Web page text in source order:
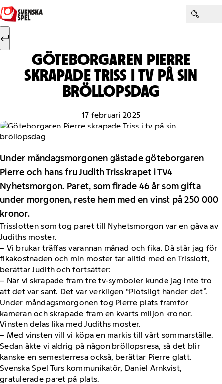
Hoppa till innehåll
Sök efter:
GÖTEBORGAREN PIERRE
SKRAPADE TRISS I TV PÅ SIN
BRÖLLOPSDAG
17 februari 2025
Under måndagsmorgonen gästade göteborgaren
Pierre och hans fru Judith Trisskrapet i TV4
Nyhetsmorgon. Paret, som firade 46 år som gifta
under morgonen, reste hem med en vinst på 250 000
kronor.
Trisslotten som tog paret till Nyhetsmorgon var en gåva av
Judiths moster.
– Vi brukar träffas varannan månad och fika. Då står jag för
fikakostnaden och min moster tar alltid med en Trisslott,
berättar Judith och fortsätter:
– När vi skrapade fram tre tv-symboler kunde jag inte tro
att det var sant. Det var verkligen “Plötsligt händer det”.
Under måndagsmorgonen tog Pierre plats framför
kameran och skrapade fram en kvarts miljon kronor.
Vinsten delas lika med Judiths moster.
– Med vinsten vill vi köpa en markis till vårt sommarställe.
Sedan åkte vi aldrig på någon bröllopsresa, så det blir
kanske en semesterresa också, berättar Pierre glatt.
Svenska Spel Turs kommunikatör, Daniel Arnkvist,
gratulerade paret på plats.